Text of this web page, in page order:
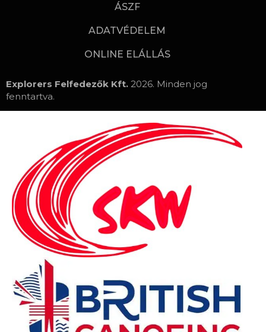
ÁSZF
ADATVÉDELEM
ONLINE ELÁLLÁS
Explorers Felfedezők Kft. 2026. Minden jog
fenntartva.